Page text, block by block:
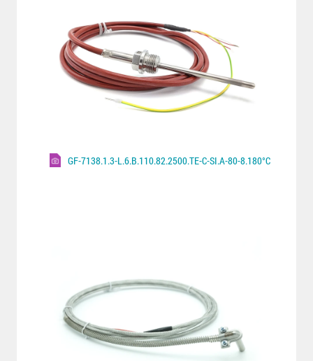
GF-7138.1.3-L.6.B.110.82.2500.TE-C-SI.A-80-8.180°C